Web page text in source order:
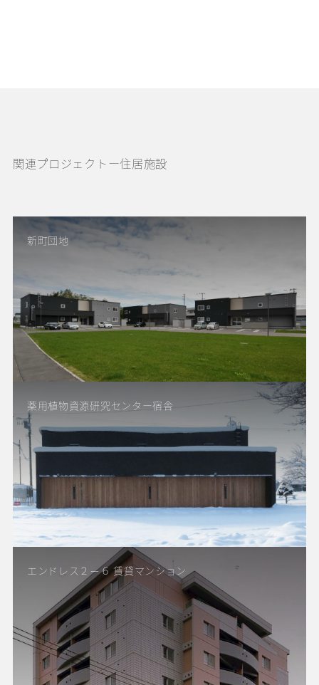
関連プロジェクトー住居施設
新町団地
薬用植物資源研究センター宿舎
エンドレス２－６ 賃貸マンション